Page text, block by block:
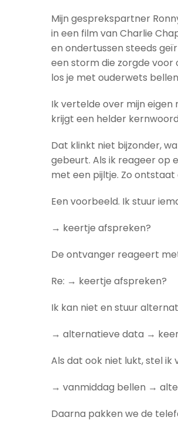
Mijn gesprekspartner
in een film van Charlie
en ondertussen steeds
een storm die zorgde voor
los je met ouderwets
Ik vertelde over mijn eigen
krijgt een helder
Dat klinkt niet bijzonder,
gebeurt. Als ik reageer op
met een pijltje. Zo
Een voorbeeld. Ik stuur
→ keertje afspreken?
De ontvanger reageert
Re: → keertje afspreken?
Ik kan niet en stuur
→ alternatieve data →
Als dat ook niet lukt, stel ik
→ vanmiddag bellen →
Daarna pakken we de